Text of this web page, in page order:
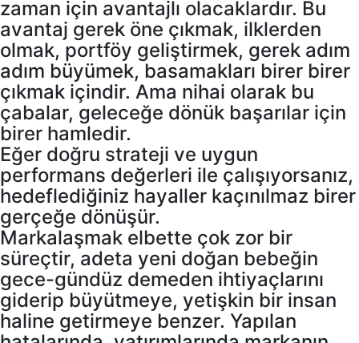
zaman için avantajlı olacaklardır. Bu
avantaj gerek öne çıkmak, ilklerden
olmak, portföy geliştirmek, gerek adım
adım büyümek, basamakları birer birer
çıkmak içindir. Ama nihai olarak bu
çabalar, geleceğe dönük başarılar için
birer hamledir.
Eğer doğru strateji ve uygun
performans değerleri ile çalışıyorsanız,
hedeflediğiniz hayaller kaçınılmaz birer
gerçeğe dönüşür.
Markalaşmak elbette çok zor bir
süreçtir, adeta yeni doğan bebeğin
gece-gündüz demeden ihtiyaçlarını
giderip büyütmeye, yetişkin bir insan
haline getirmeye benzer. Yapılan